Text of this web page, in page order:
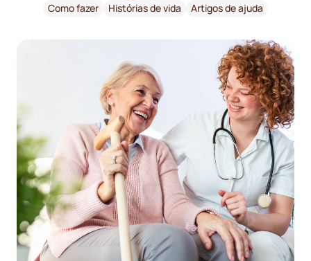
Como fazer Histórias de vida Artigos de ajuda